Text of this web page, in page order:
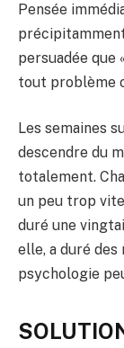
Pensée
précipitamment
persuadée que
tout problème
Les semaines
descendre du
totalement.
un peu trop
duré une
elle, a duré des
psychologie